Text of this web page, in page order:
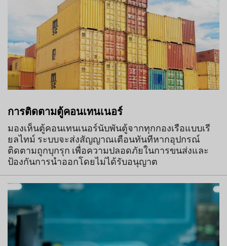
การติดตามตู้คอนเทนเนอร์
มองเห็นตู้คอนเทนเนอร์นับพันตู้จากทุกกองเรือแบบเรี
ยลไทม์ ระบบจะส่งสัญญาณเตือนทันทีหากอุปกรณ์
ติดตามถูกบุกรุก เพื่อความปลอดภัยในการขนส่งและ
ป้องกันการนำออกโดยไม่ได้รับอนุญาต